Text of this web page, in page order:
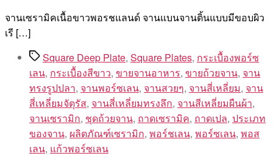
Aea
จานเซรามิคเนื้อขาวพอรชแลนด์ จานแบนจานติ้นแบบมีขอบผิว
เรี […]
TagsSquare Deep Plate, Square Plates, กระเบื้องพอร์ซ
เลน, กระเบื้องสีขาว, ขายจานอาหาร, ขายถ้วยจาน, จาน
ทรงรูปปลา, จานพอร์ซเลน, จานสวยๆ, จานสี่เหลี่ยม, จาน
สี่เหลี่ยมจัตุรัส, จานสี่เหลี่ยมทรงลึก, จานสีเหลี่ยมผืนผ้า,
จานเซรามิก, ชุดถ้วยจาน, ถาดเซรามิค, ถาดเปล, ประเภท
ของจาน, ผลิตภัณฑ์เซรามิก, พอร์ชเลน, พอร์ซเลน, พอส
เลน, แก้วพอร์ซเลน